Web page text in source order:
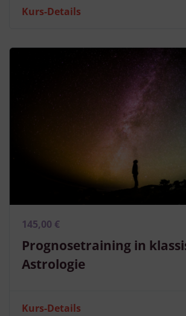
Kurs-Details
145,00 €
Prognosetraining in
Astrologie
Kurs-Details